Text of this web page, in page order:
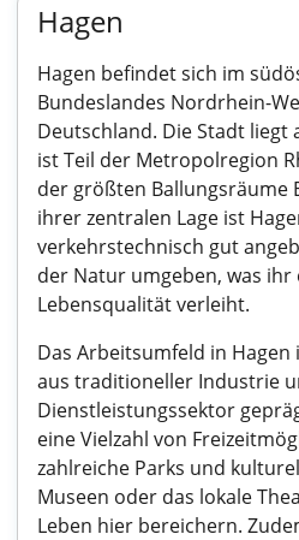
Hagen
Hagen befindet sich im
Bundeslandes Nordrhein-
Deutschland. Die Stadt liegt
ist Teil der Metropolregion
der größten Ballungsräume
ihrer zentralen Lage ist
verkehrstechnisch gut
der Natur umgeben, was
Lebensqualität verleiht.
Das Arbeitsumfeld in
aus traditioneller Industrie
Dienstleistungssektor
eine Vielzahl von
zahlreiche Parks und
Museen oder das lokale
Leben hier bereichern.